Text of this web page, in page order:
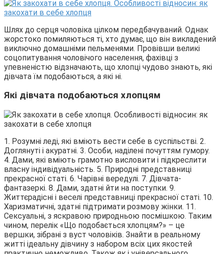
Шлях до серця чоловіка цілком передбачуваний. Однак
жорстоко помиляються ті, хто думає, що він викладений
виключно домашніми пельменями. Провівши великі
соцопитування чоловічого населення, фахівці з
упевненістю відзначають, що хлопці чудово знають, які
дівчата їм подобаються, а які ні.
Які дівчата подобаються хлопцям
1. Розумні леді, які вміють вести себе в суспільстві. 2.
Доглянуті і акуратні. 3. Особи, наділені почуттям гумору.
4. Дами, які вміють грамотно висловити і підкреслити
власну індивідуальність. 5. Природні представниці
прекрасної статі. 6. Чарівні вередулі. 7. Дівчата-
фантазеркі. 8. Дами, здатні йти на поступки. 9.
Життєрадісні і веселі представниці прекрасної статі. 10.
Харизматичні, здатні підтримати розмову жінки. 11.
Сексуальні, з яскравою природньою посмішкою. Таким
чином, перелік «Що подобається хлопцям?» – це
вершки, зібрані з вуст чоловіків. Знайти в реальному
житті ідеальну дівчину з набором всіх цих якостей